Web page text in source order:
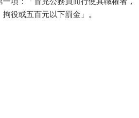
役或五百元以下罰金」。